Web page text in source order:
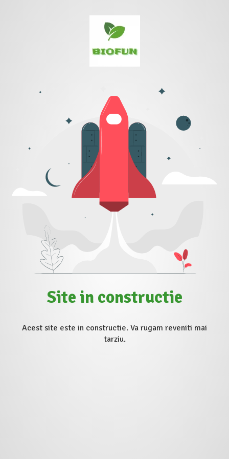
Site in constructie
Acest site este in constructie. Va rugam reveniti mai
tarziu.